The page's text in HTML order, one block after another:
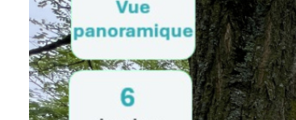
Valorisation
Alerte
e-
mail